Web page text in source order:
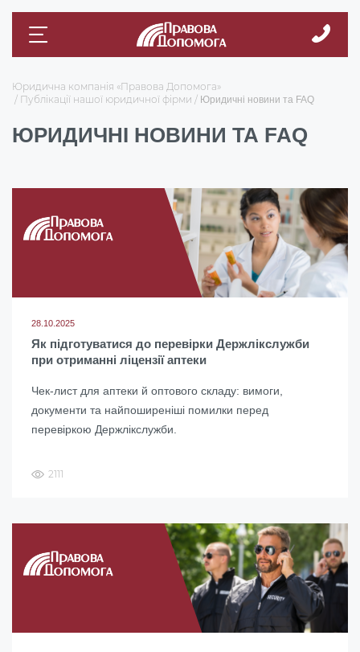
Юридична компанія «Правова Допомога»
Публікації нашої юридичної фірми
Юридичні новини та FAQ
ЮРИДИЧНІ НОВИНИ ТА FAQ
28.10.2025
Як підготуватися до перевірки Держлікслужби
при отриманні ліцензії аптеки
Чек-лист для аптеки й оптового складу: вимоги,
документи та найпоширеніші помилки перед
перевіркою Держлікслужби.
2111